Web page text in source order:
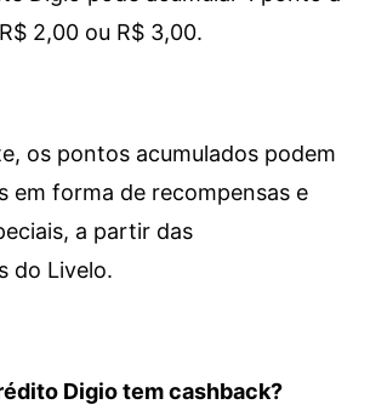
2,00 ou R$ 3,00.
os pontos acumulados podem
em forma de recompensas e
a partir das
do Livelo.
Digio tem cashback?